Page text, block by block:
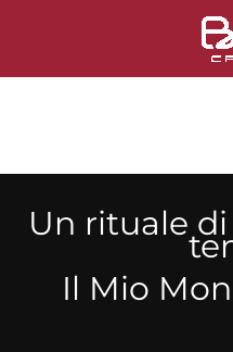
Un rituale
Il Mio